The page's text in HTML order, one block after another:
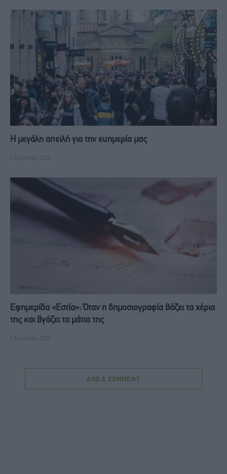
Η μεγάλη απειλή για την ευημερία μας
6 Αυγούστου, 2026
Εφημερίδα «Εστία»: Όταν η δημοσιογραφία βάζει τα χέρια
της και βγάζει τα μάτια της
5 Αυγούστου, 2026
ADD A COMMENT